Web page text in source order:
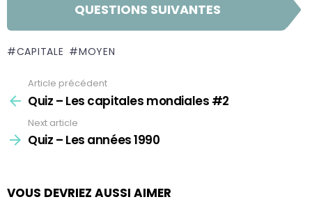
QUESTIONS SUIVANTES
CAPITALE MOYEN
Article précédent
Quiz – Les capitales mondiales #2
Next article
Quiz – Les années 1990
VOUS DEVRIEZ AUSSI AIMER